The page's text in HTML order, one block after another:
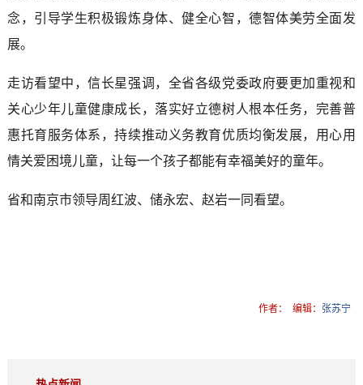
念，引导学生积极锻炼身体、健全心智，德智体美劳全面发
展。
走访看望中，信长星强调，全省各级党委政府要更加重视和
关心少年儿童健康成长，落实好立德树人根本任务，完善普
惠托育服务体系，持续推动义务教育优质均衡发展，用心用
情关爱困境儿童，让每一个孩子都能有幸福美好的童年。
省和南京市领导周红波、储永宏、赵岩一同看望。
作者： 编辑： 张苏宁